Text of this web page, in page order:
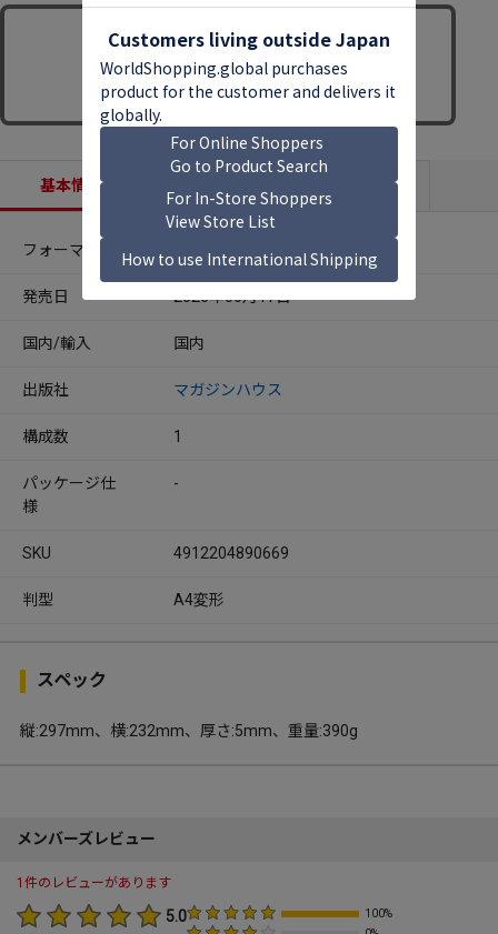
基本情報
フォーマット
発売日 2026年06月17日
国内/輸入 国内
出版社 マガジンハウス
構成数 1
パッケージ仕
様
-
SKU 4912204890669
判型 A4変形
スペック
縦:297mm、横:232mm、厚さ:5mm、重量:390g
メンバーズレビュー
1件のレビューがあります
5.0
100%